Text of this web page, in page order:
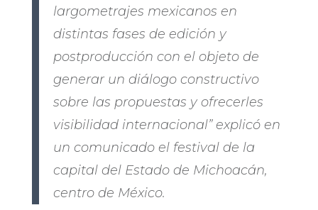
largometrajes mexicanos en
distintas fases de edición y
postproducción con el objeto de
generar un diálogo constructivo
sobre las propuestas y ofrecerles
visibilidad internacional” explicó en
un comunicado el festival de la
capital del Estado de Michoacán,
centro de México.